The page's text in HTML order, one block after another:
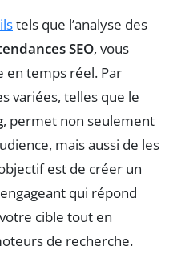
tels que l’analyse des
SEO, vous
en temps réel. Par
variées, telles que le
, permet non seulement
mais aussi de les
est de créer un
qui répond
cible tout en
de recherche.